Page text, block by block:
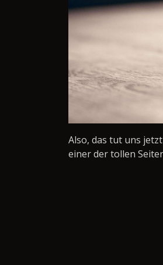
Also, das tut uns
einer der tollen